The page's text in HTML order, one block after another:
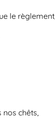
le règlement,
chêts,